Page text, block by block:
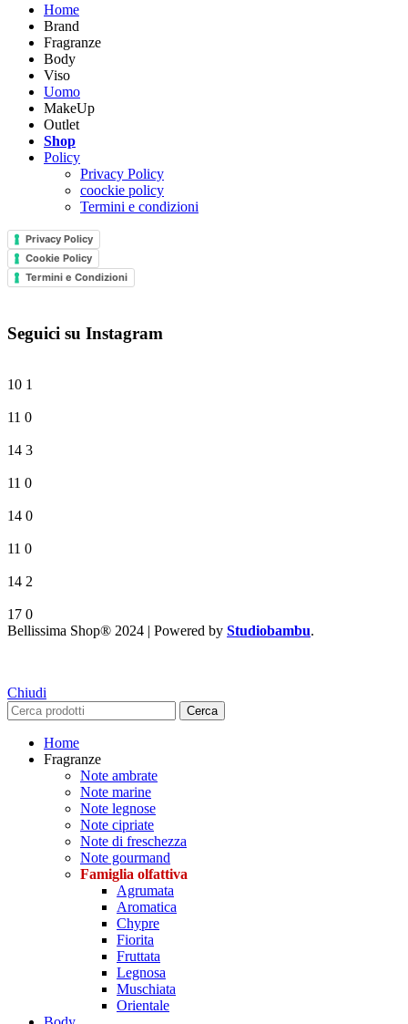
Home
Brand
Fragranze
Body
Viso
Uomo
MakeUp
Outlet
Shop
Policy
Privacy Policy
coockie policy
Termini e condizioni
Privacy Policy
Cookie Policy
Termini e Condizioni
Seguici su Instagram
10 1
11 0
14 3
11 0
14 0
11 0
14 2
17 0
Bellissima Shop® 2024 | Powered by Studiobambu.
Chiudi
Cerca
Home
Fragranze
Note ambrate
Note marine
Note legnose
Note cipriate
Note di freschezza
Note gourmand
Famiglia olfattiva
Agrumata
Aromatica
Chypre
Fiorita
Fruttata
Legnosa
Muschiata
Orientale